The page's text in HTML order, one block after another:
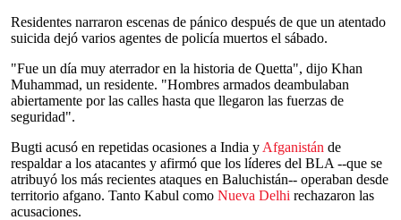
Residentes narraron escenas de pánico después de que un atentado
suicida dejó varios agentes de policía muertos el sábado.
"Fue un día muy aterrador en la historia de Quetta", dijo Khan
Muhammad, un residente. "Hombres armados deambulaban
abiertamente por las calles hasta que llegaron las fuerzas de
seguridad".
Bugti acusó en repetidas ocasiones a India y Afganistán de
respaldar a los atacantes y afirmó que los líderes del BLA --que se
atribuyó los más recientes ataques en Baluchistán-- operaban desde
territorio afgano. Tanto Kabul como Nueva Delhi rechazaron las
acusaciones.